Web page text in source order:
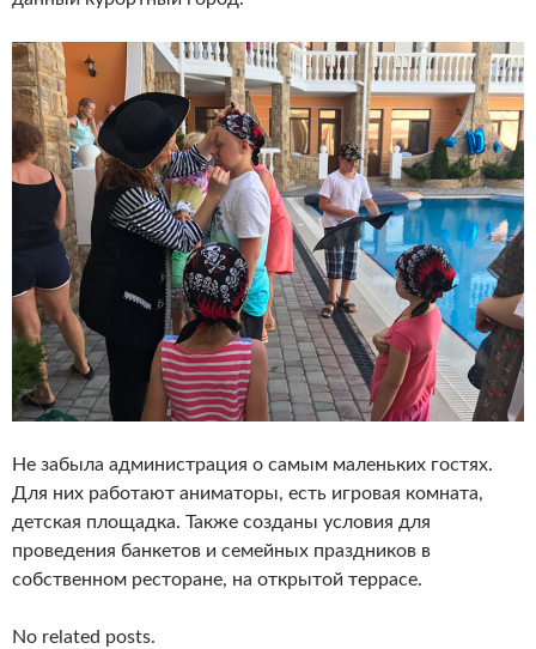
Не забыла администрация о самым маленьких гостях.
Для них работают аниматоры, есть игровая комната,
детская площадка. Также созданы условия для
проведения банкетов и семейных праздников в
собственном ресторане, на открытой террасе.
No related posts.